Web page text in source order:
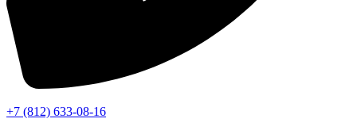
+7 (812) 633-08-16